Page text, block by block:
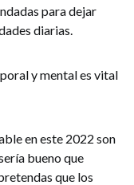
para dejar
diarias.
y mental es vital
en este 2022 son
bueno que
que los